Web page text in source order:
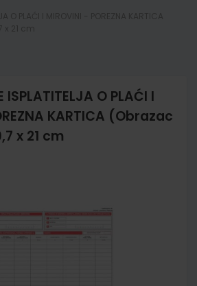
ISPLATITELJA O PLAĆI I
KARTICA (Obrazac
x 21 cm